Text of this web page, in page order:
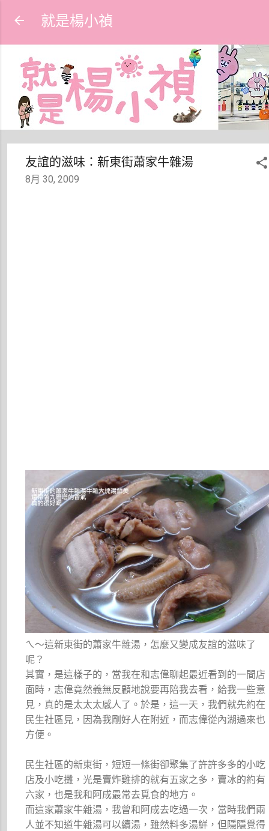
就是楊小禎
友誼的滋味：新東街蕭家牛雜湯
8月 30, 2009
ㄟ～這新東街的蕭家牛雜湯，怎麼又變成友誼的滋味了
呢？
其實，是這樣子的，當我在和志偉聊起最近看到的一間店
面時，志偉竟然義無反顧地說要再陪我去看，給我一些意
見，真的是太太太感人了。於是，這一天，我們就先約在
民生社區見，因為我剛好人在附近，而志偉從內湖過來也
方便。
民生社區的新東街，短短一條街卻聚集了許許多多的小吃
店及小吃攤，光是賣炸雞排的就有五家之多，賣冰的約有
六家，也是我和阿成最常去覓食的地方。
而這家蕭家牛雜湯，我曾和阿成去吃過一次，當時我們兩
人並不知道牛雜湯可以續湯，雖然料多湯鮮，但隱隱覺得